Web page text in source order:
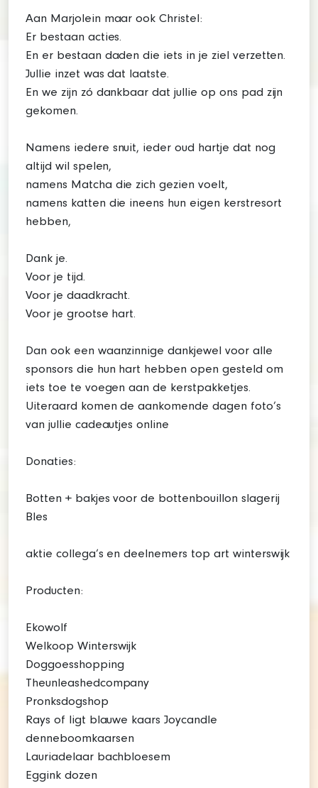
Aan Marjolein maar ook Christel:
Er bestaan acties.
En er bestaan daden die iets in je ziel verzetten.
Jullie inzet was dat laatste.
En we zijn zó dankbaar dat jullie op ons pad zijn
gekomen.
Namens iedere snuit, ieder oud hartje dat nog
altijd wil spelen,
namens Matcha die zich gezien voelt,
namens katten die ineens hun eigen kerstresort
hebben,
Dank je.
Voor je tijd.
Voor je daadkracht.
Voor je grootse hart.
Dan ook een waanzinnige dankjewel voor alle
sponsors die hun hart hebben open gesteld om
iets toe te voegen aan de kerstpakketjes.
Uiteraard komen de aankomende dagen foto’s
van jullie cadeautjes online
Donaties:
Botten + bakjes voor de bottenbouillon slagerij
Bles
aktie collega’s en deelnemers top art winterswijk
Producten:
Ekowolf
Welkoop Winterswijk
Doggoesshopping
Theunleashedcompany
Pronksdogshop
Rays of ligt blauwe kaars Joycandle
denneboomkaarsen
Lauriadelaar bachbloesem
Eggink dozen